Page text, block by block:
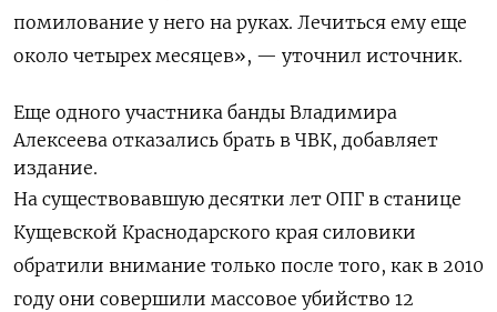
помилование у него на руках. Лечиться ему еще
около четырех месяцев», — уточнил источник.
Еще одного участника банды Владимира
Алексеева отказались брать в ЧВК, добавляет
издание.
На существовавшую десятки лет ОПГ в станице
Кущевской Краснодарского края силовики
обратили внимание только после того, как в 2010
году они совершили массовое убийство 12